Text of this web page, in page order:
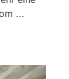
...